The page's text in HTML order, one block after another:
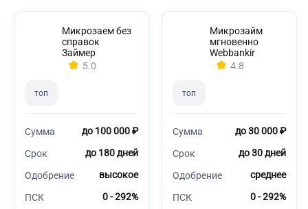
Микрозаем без
справок
Займер
5.0
топ
Сумма до 100 000 ₽
Срок до 180 дней
Одобрение высокое
ПСК 0 - 292%
Микрозайм
мгновенно
Webbankir
4.8
топ
Сумма до 30 000 ₽
Срок до 30 дней
Одобрение среднее
ПСК 0 - 292%